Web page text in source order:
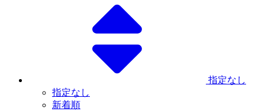
指定なし
指定なし
新着順